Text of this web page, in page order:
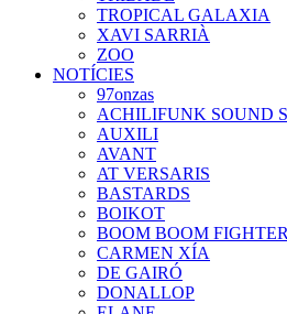
TROPICAL GALAXIA
XAVI SARRIÀ
ZOO
NOTÍCIES
97onzas
ACHILIFUNK SOUND
AUXILI
AVANT
AT VERSARIS
BASTARDS
BOIKOT
BOOM BOOM
CARMEN XÍA
DE GAIRÓ
DONALLOP